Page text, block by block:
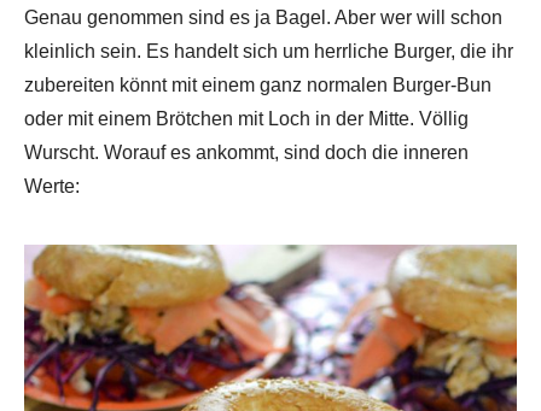
Genau genommen sind es ja Bagel. Aber wer will schon
kleinlich sein. Es handelt sich um herrliche Burger, die ihr
zubereiten könnt mit einem ganz normalen Burger-Bun
oder mit einem Brötchen mit Loch in der Mitte. Völlig
Wurscht. Worauf es ankommt, sind doch die inneren
Werte: